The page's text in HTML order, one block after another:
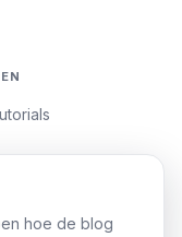
hoe de blog